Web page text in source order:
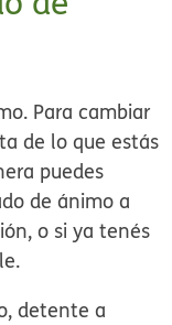
Para cambiar
de lo que estás
puedes
de ánimo a
o si ya tenés
detente a